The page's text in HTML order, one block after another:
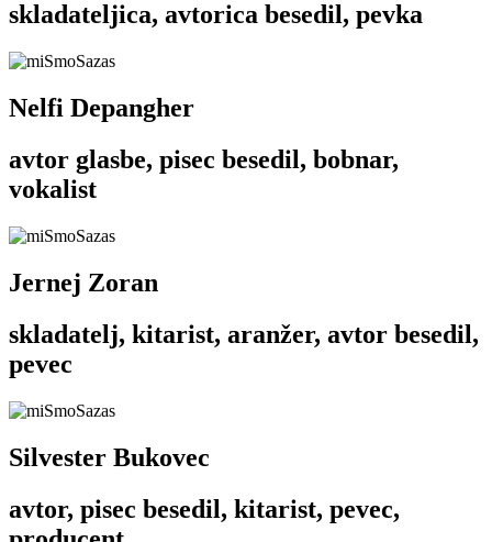
skladateljica, avtorica besedil, pevka
Nelfi Depangher
avtor glasbe, pisec besedil, bobnar,
vokalist
Jernej Zoran
skladatelj, kitarist, aranžer, avtor besedil,
pevec
Silvester Bukovec
avtor, pisec besedil, kitarist, pevec,